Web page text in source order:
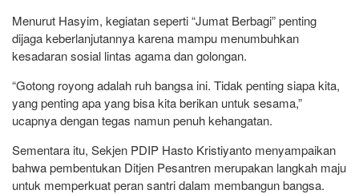
Menurut Hasyim, kegiatan seperti “Jumat Berbagi” penting
dijaga keberlanjutannya karena mampu menumbuhkan
kesadaran sosial lintas agama dan golongan.
“Gotong royong adalah ruh bangsa ini. Tidak penting siapa kita,
yang penting apa yang bisa kita berikan untuk sesama,”
ucapnya dengan tegas namun penuh kehangatan.
Sementara itu, Sekjen PDIP Hasto Kristiyanto menyampaikan
bahwa pembentukan Ditjen Pesantren merupakan langkah maju
untuk memperkuat peran santri dalam membangun bangsa.